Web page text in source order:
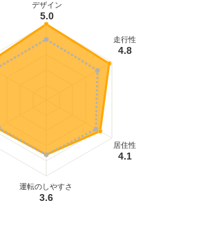
デザイン
5.0
走行性
4.8
居住性
4.1
運転のしやすさ
3.6